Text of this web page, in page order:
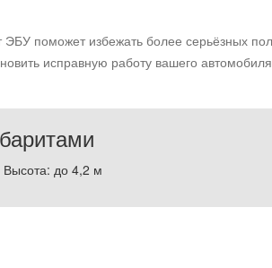
поможет избежать более серьёзных
исправную работу вашего
до 4,2 м